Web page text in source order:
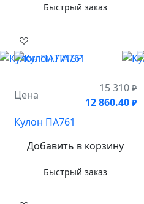
Быстрый заказ
Цена
15 310₽
12 860.40 ₽
Кулон ПА761
Добавить в корзину
Быстрый заказ